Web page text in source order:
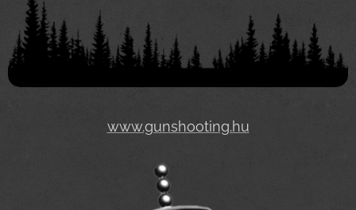
www.gunshooting.hu